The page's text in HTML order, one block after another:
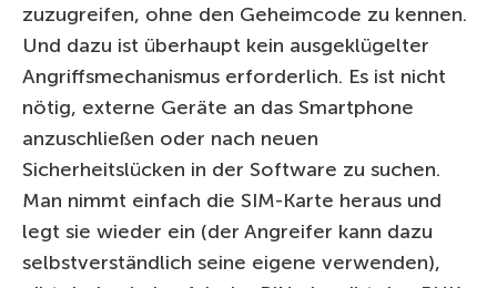
zuzugreifen, ohne den Geheimcode zu kennen.
Und dazu ist überhaupt kein ausgeklügelter
Angriffsmechanismus erforderlich. Es ist nicht
nötig, externe Geräte an das Smartphone
anzuschließen oder nach neuen
Sicherheitslücken in der Software zu suchen.
Man nimmt einfach die SIM-Karte heraus und
legt sie wieder ein (der Angreifer kann dazu
selbstverständlich seine eigene verwenden),